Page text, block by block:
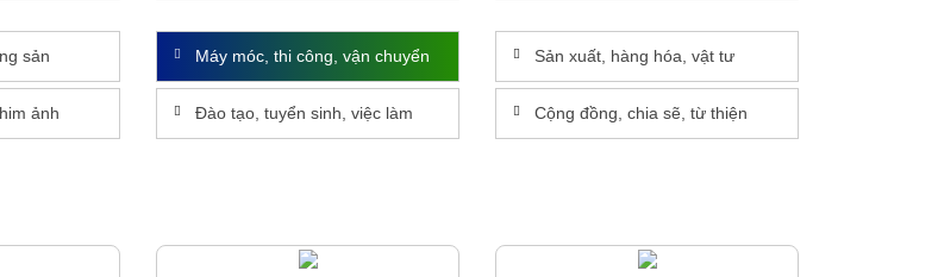
sản Máy móc, thi công, vận chuyển Sản xuất, hàng hóa, vật tư
ảnh Đào tạo, tuyển sinh, việc làm Cộng đồng, chia sẽ, từ thiện